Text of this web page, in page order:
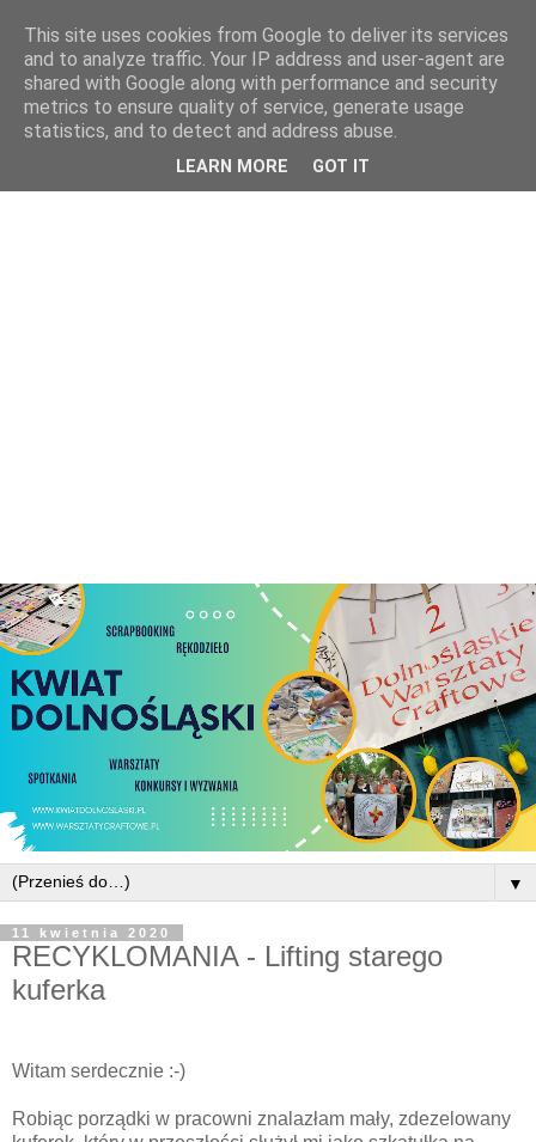
▼
11 kwietnia 2020
RECYKLOMANIA - Lifting starego
kuferka
Witam serdecznie :-)
Robiąc porządki w pracowni znalazłam mały, zdezelowany
This site uses cookies from Google to deliver its services
and to analyze traffic. Your IP address and user-agent are
shared with Google along with performance and security
metrics to ensure quality of service, generate usage
statistics, and to detect and address abuse.
LEARN MORE GOT IT